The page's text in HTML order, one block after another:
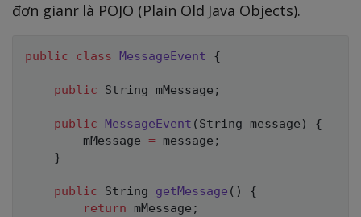
đơn gianr là POJO (Plain Old Java Objects).
public class MessageEvent {
public String mMessage ;
public MessageEvent ( String message )
{
        mMessage
= message ;
}
public String getMessage ( )
{
return mMessage ;